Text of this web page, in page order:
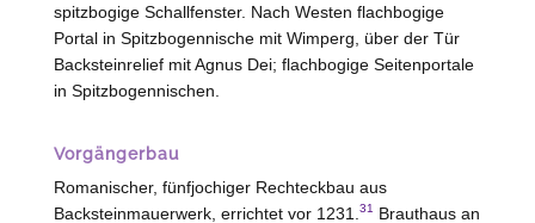
spitzbogige Schallfenster. Nach Westen flachbogige
Portal in Spitzbogennische mit Wimperg, über der Tür
Backsteinrelief mit Agnus Dei; flachbogige Seitenportale
in Spitzbogennischen.
Vorgängerbau
Romanischer, fünfjochiger Rechteckbau aus
Backsteinmauerwerk, errichtet vor 1231.
31
Brauthaus an